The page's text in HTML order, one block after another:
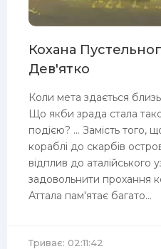
Кохана
Дев'ятко
Коли мета здається
Що якби зрада стала
подією? ... Замість того,
кораблі до скарбів
відплив до
задовольнити прохання
Аттала пам'ятає багато...
Триває: 02:11:42